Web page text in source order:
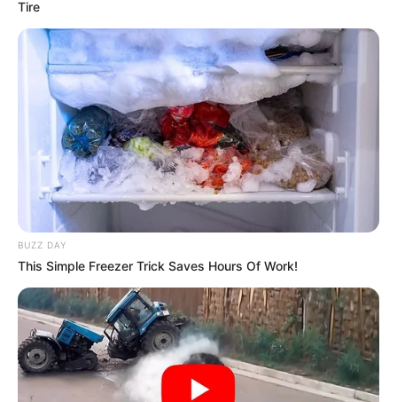
Előfordult már vele – ismerte el –, hogy a nagy
rohanásban egyszerűen rossz gépre szállt fel.
Máskor egy több megállós járaton a közbenső
állomást nézte végállomásnak, leszállt, majd az
utolsó pillanatban, futva kellett visszatérnie a
fedélzetre, mielőtt a gép továbbindult volna. Az
ilyen helyzetek utólag már inkább mulatságosak,
mint bosszantóak, de ott, abban a pillanatban
bizony nem sok kedve van nevetni az embernek.
A legemlékezetesebb eset azonban egy amerikai út
Tire
BUZZ DAY
This Simple Freezer Trick Saves Hours Of Work!